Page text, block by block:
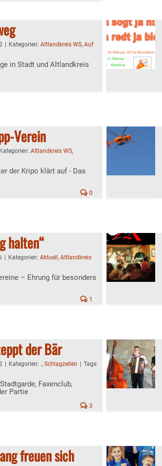
Kategorien: Altlandkreis WS, Auf
in Stadt und Altlandkreis
Verein
Kategorien: Altlandkreis WS,
der Kripo klärt auf - Das
0
halten“
Kategorien: Aktuell , Altlandkreis
– Ehrung für besonders
1
der Bär
Kategorien: ., Schlagzeilen
Tags:
Faxenclub,
Partie
3
freuen sich